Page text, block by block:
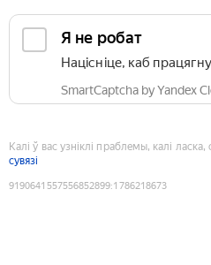
Я не робат
Націсніце, каб
SmartCaptcha by Yandex
Калі ў вас узніклі праблемы, калі
сувязі
9190641557556852899:1786218673